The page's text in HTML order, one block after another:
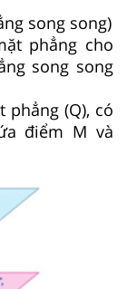
song song)
phẳng cho
song song
(Q), có
điểm M và